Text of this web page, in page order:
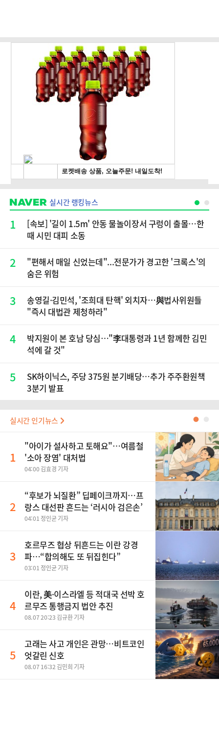
실시간 랭킹뉴스
1
[속보] '길이 1.5m' 안동 물놀이장서 구렁이 출몰…한
때 시민 대피 소동
2
"편해서 매일 신었는데"...전문가가 경고한 '크록스'의
숨은 위험
3
송영길·김민석, '조희대 탄핵' 외치자…與법사위원들
"즉시 대법관 제청하라"
4
박지원이 본 호남 당심…"李대통령과 1년 함께한 김민
석에 갈 것"
5
SK하이닉스, 주당 375원 분기배당…추가 주주환원책
3분기 발표
실시간 인기뉴스 ●
1
"아이가 설사하고 토해요"…여름철
'소아 장염' 대처법
04:00 김효경 기자
2
“후보가 뇌질환” 딥페이크까지…프
랑스 대선판 흔드는 ‘러시아 검은손’
04:01 정인균 기자
3
호르무즈 협상 뒤흔드는 이란 강경
파…“합의해도 또 뒤집힌다”
03:01 정인균 기자
4
이란, 美·이스라엘 등 적대국 선박 호
르무즈 통행금지 법안 추진
08.07 20:23 김규환 기자
5
고래는 사고 개인은 관망…비트코인
엇갈린 신호
08.07 16:32 김민희 기자